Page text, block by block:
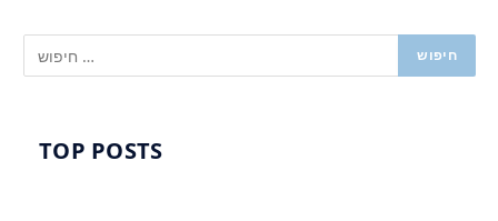
TOP POSTS